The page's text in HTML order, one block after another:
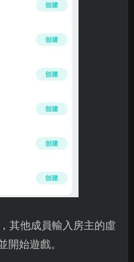
其他成員輸入房主的虛
開始遊戲。